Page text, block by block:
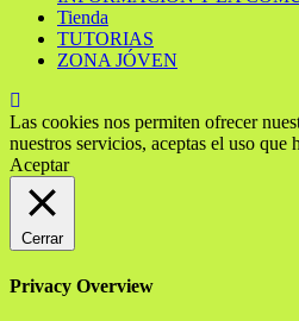
Tienda
TUTORIAS
ZONA JÓVEN
Las cookies nos permiten ofrecer
nuestros servicios, aceptas el uso que
Aceptar
Cerrar
Privacy Overview